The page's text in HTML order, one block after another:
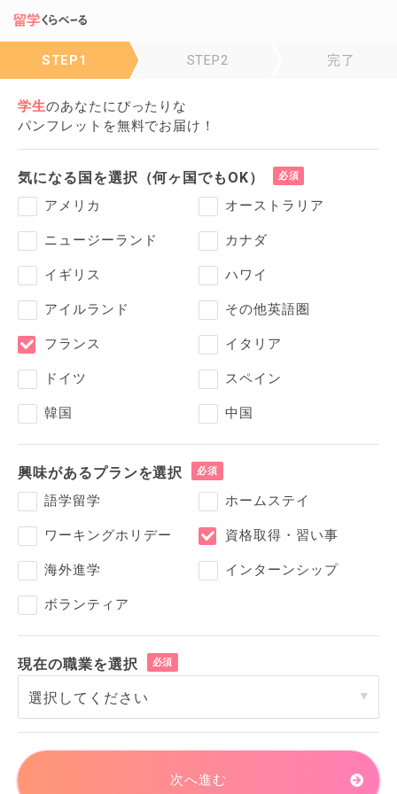
STEP1 STEP2 完了
学生のあなたにぴったりな
パンフレットを無料でお届け！
気になる国を選択（何ヶ国でもOK）
アメリカ オーストラリア
ニュージーランド カナダ
イギリス ハワイ
アイルランド その他英語圏
フランス イタリア
ドイツ スペイン
韓国 中国
興味があるプランを選択
語学留学 ホームステイ
ワーキングホリデー 資格取得・習い事
海外進学 インターンシップ
ボランティア
現在の職業を選択
次へ進む